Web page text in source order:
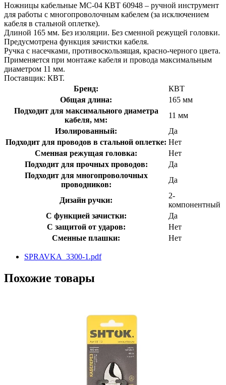
Ножницы кабельные МС-04 КВТ 60948 – ручной инструмент
для работы с многопроволочным кабелем (за исключением
кабеля в стальной оплетке).
Длиной 165 мм. Без изоляции. Без сменной режущей головки.
Предусмотрена функция зачистки кабеля.
Ручка с насечками, противоскользящая, красно-черного цвета.
Применяется при монтаже кабеля и провода максимальным
диаметром 11 мм.
Поставщик: КВТ.
Бренд:
КВТ
Общая длина:
165 мм
Подходит для максимального диаметра
кабеля, мм:
11 мм
Изолированный:
Да
Подходит для проводов в стальной оплетке: Нет
Сменная режущая головка:
Нет
Подходит для прочных проводов:
Да
Подходит для многопроволочных
проводников:
Да
Дизайн ручки:
2-
компонентный
С функцией зачистки:
Да
С защитой от ударов:
Нет
Сменные плашки:
Нет
SPRAVKA_3300-1.pdf
Похожие товары